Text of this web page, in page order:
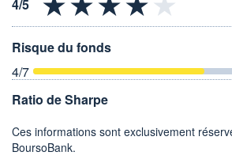
Risque du fonds
4/7
Ratio de Sharpe
Ces informations sont exclusivement
BoursoBank.